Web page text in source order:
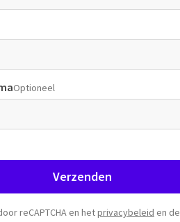
Optioneel
Verzenden
reCAPTCHA en hetprivacybeleid en de